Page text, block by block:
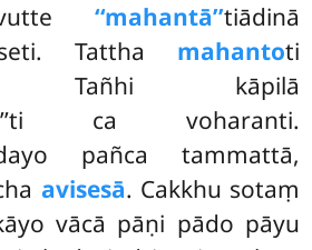
‘‘mahantā’’tiādinā
Tattha mahantoti
Tañhi kāpilā
ca voharanti.
pañca tammattā,
avisesā. Cakkhu sotaṃ
vācā pāṇi pādo pāyu